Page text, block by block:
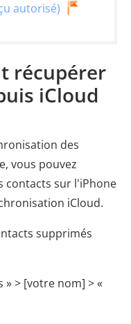
autorisé)
récupérer
iCloud
des
vous pouvez
contacts sur l'iPhone
iCloud.
supprimés
» > [votre nom] > «